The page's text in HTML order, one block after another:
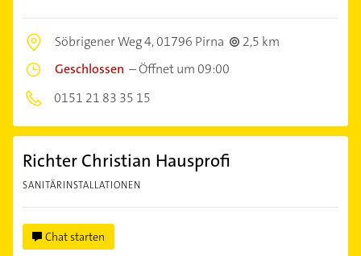
Söbrigener Weg 4,01796 Pirna
2,5 km
Geschlossen –Öffnet um 09:00
0151 21 83 35 15
Richter Christian Hausprofi
SANITÄRINSTALLATIONEN
Chat starten